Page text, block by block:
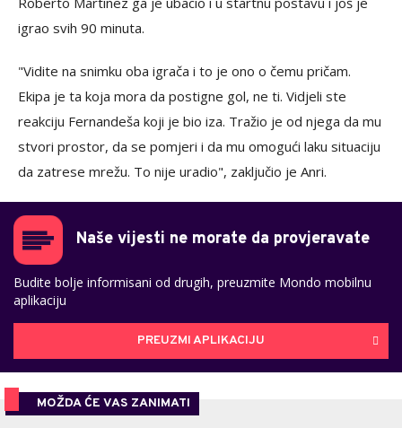
igrao svih 90 minuta.
"Vidite na snimku oba igrača i to je ono o čemu pričam.
Ekipa je ta koja mora da postigne gol, ne ti. Vidjeli ste
reakciju Fernandeša koji je bio iza. Tražio je od njega da mu
stvori prostor, da se pomjeri i da mu omogući laku situaciju
da zatrese mrežu. To nije uradio", zaključio je Anri.
Naše vijesti ne morate da provjeravate
Budite bolje informisani od drugih, preuzmite Mondo mobilnu
aplikaciju
PREUZMI APLIKACIJU
MOŽDA ĆE VAS ZANIMATI